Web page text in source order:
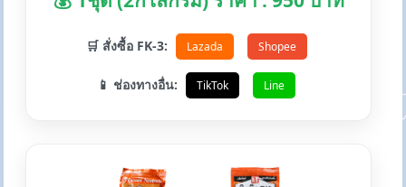
🛒 สั่งซื้อ FK-3: Lazada Shopee
📱 ช่องทางอื่น: TikTok Line